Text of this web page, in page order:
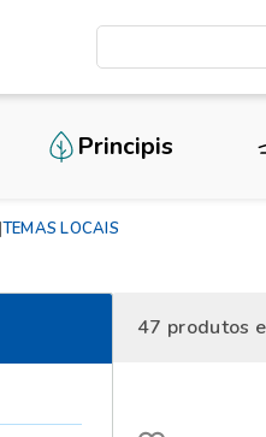
Principis
TEMAS LOCAIS
47 produtos